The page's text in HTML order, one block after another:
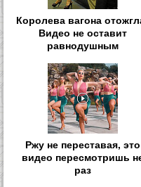
Королева вагона
Видео не оставит
равнодушным
Ржу не переставая, это
видео пересмотришь
раз